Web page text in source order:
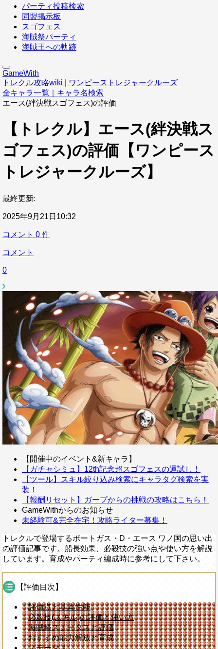
パーティ投稿検索
同盟掲示板
スゴフェス
海賊祭パーティ
海賊王への軌跡
GameWith
トレクル攻略wiki | ワンピーストレジャークルーズ
全キャラ一覧｜キャラ名検索
エース(絆決戦スゴフェス)の評価
【トレクル】エース(絆決戦ス
ゴフェス)の評価【ワンピース
トレジャークルーズ】
最終更新:
2025年9月21日10:32
コメント 0 件
コメント
0
【開催中のイベント&新キャラ】
【ガチャシミュ】12th記念超スゴフェスの運試し！
【ツール】スキル絞り込み検索にキャラタグ検索を実
装！
【報酬リセット】ガープからの挑戦の攻略はこちら！
GameWithからのお知らせ
未経験可&完全在宅！攻略ライター募集！
トレクルで登場するポートガス・D・エース ワノ国の思い出
の評価記事です。船長効果、必殺技の強い点や使い方を解説
しています。育成やパーティ編成時に参考にして下さい。
【評価目次】
評価点と基本性能
必殺技(スキル)の評価と使い方
海賊祭ステータスと評価
おすすめ能力解放と育成